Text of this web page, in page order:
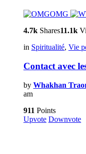
OMG
4.7k Shares11.1k
in Spiritualité, Vie
Contact avec
by Whakhan
am
911 Points
Upvote Downvote